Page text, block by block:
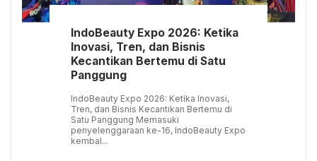
IndoBeauty Expo 2026: Ketika
Inovasi, Tren, dan Bisnis
Kecantikan Bertemu di Satu
Panggung
IndoBeauty Expo 2026: Ketika Inovasi,
Tren, dan Bisnis Kecantikan Bertemu di
Satu Panggung Memasuki
penyelenggaraan ke-16, IndoBeauty Expo
kembal...